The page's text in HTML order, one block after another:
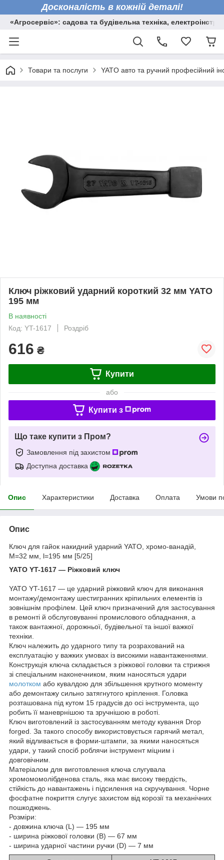
Досконалість в кожній деталі!
«Агросервіс»: садова та будівельна техніка,
Товари та послуги YATO авто та ручний професійний
Ключ ріжковий ударний короткий 32 мм YATO
195 мм
В наявності
Код: YT-1617
Роздріб
616 ₴
Купити
або
Купити з
Що таке купити з Пром?
Замовлення під захистом
Доступна доставка
Опис Характеристики Доставка Оплата Умови
Опис
Ключ для гайок накидний ударний YATO, хромо-ванадій,
М=32 мм, l=195 мм [5/25]
YATO YT-1617 — Ріжковий ключ
YATO YT-1617 — це ударний ріжковий ключ для виконання
монтажу/демонтажу шестигранних кріпильних елементів із
зовнішнім профілем. Цей ключ призначений для застосування
в ремонті й обслуговуванні промислового обладнання, а
також вантажної, дорожньої, будівельної та іншої важкої
техніки.
Ключ належить до ударного типу та розрахований на
експлуатацію у важких умовах із високими навантаженнями.
Конструкція ключа складається з ріжкової головки та стрижня
зі спеціальним наконечником, яким наносяться удари
молотком або кувалдою для збільшення крутного моменту
або демонтажу сильно затягнутого кріплення. Головка
розташована під кутом 15 градусів до осі інструмента, що
робить її маневрнішою та зручнішою в роботі.
Ключ виготовлений із застосуванням методу кування Drop
forged. За такого способу використовується гарячий метал,
який відливається в форми-штампи, за якими наносяться
удари, у такий спосіб роблячи інструмент міцним і
довговічним.
Матеріалом для виготовлення ключа слугувала
хромомомолібденова сталь, яка має високу твердість,
стійкість до навантажень і підсилення на скручування. Чорне
фосфатне покриття слугує захистом від корозії та механічних
пошкоджень.
Розміри:
- довжина ключа (L) — 195 мм
- ширина ріжкової головки (B) — 67 мм
- ширина ударної частини ручки (D) — 7 мм